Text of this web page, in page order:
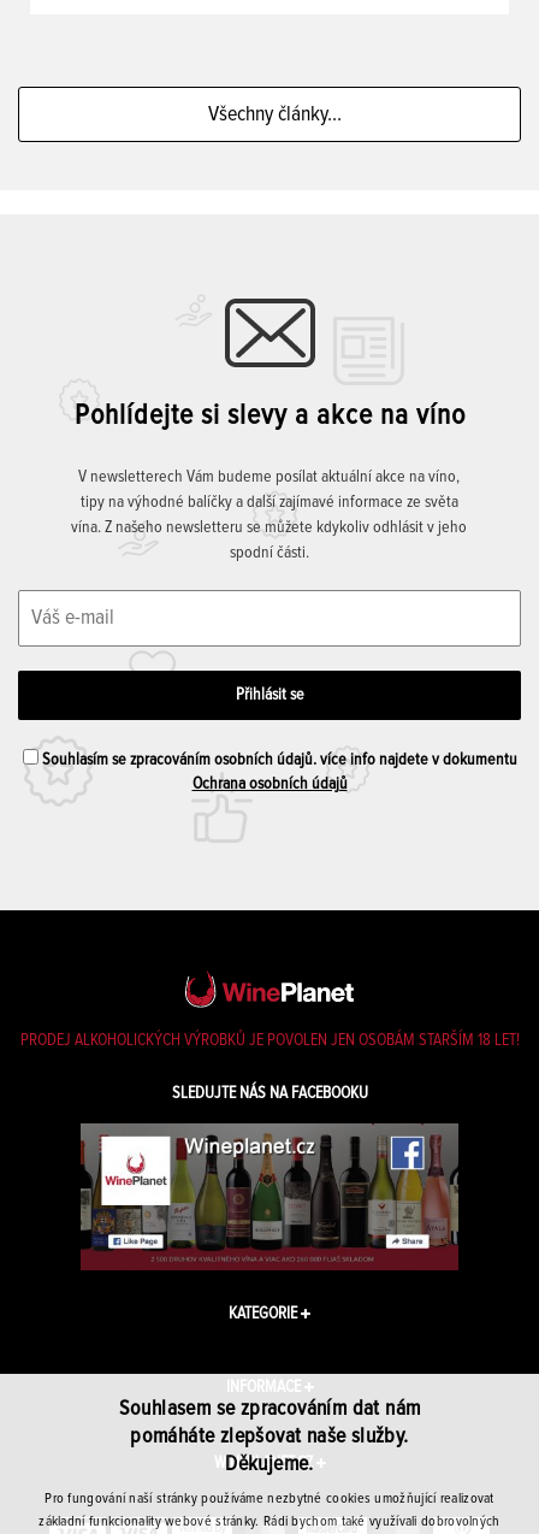
Všechny články...
Pohlídejte si slevy a akce na víno
V newsletterech Vám budeme posílat aktuální akce na víno,
tipy na výhodné balíčky a další zajímavé informace ze světa
vína. Z našeho newsletteru se můžete kdykoliv odhlásit v jeho
spodní části.
Souhlasím se zpracováním osobních údajů. více info najdete v dokumentu
Ochrana osobních údajů
PRODEJ ALKOHOLICKÝCH VÝROBKŮ JE POVOLEN JEN OSOBÁM STARŠÍM 18 LET!
SLEDUJTE NÁS NA FACEBOOKU
KATEGORIE
INFORMACE
WINEPLANET.CZ
Souhlasem se zpracováním dat nám
pomáháte zlepšovat naše služby.
Děkujeme.
Pro fungování naší stránky používáme nezbytné cookies umožňující realizovat
základní funkcionality webové stránky. Rádi bychom také využívali dobrovolných